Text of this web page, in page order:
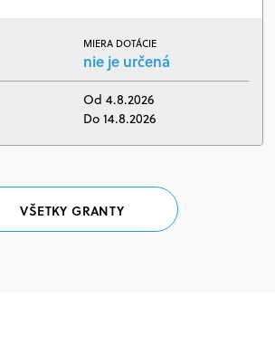
MIERA DOTÁCIE
nie je určená
Od 4.8.2026
Do 14.8.2026
VŠETKY GRANTY